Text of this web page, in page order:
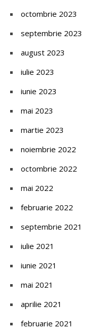
octombrie 2023
septembrie 2023
august 2023
iulie 2023
iunie 2023
mai 2023
martie 2023
noiembrie 2022
octombrie 2022
mai 2022
februarie 2022
septembrie 2021
iulie 2021
iunie 2021
mai 2021
aprilie 2021
februarie 2021